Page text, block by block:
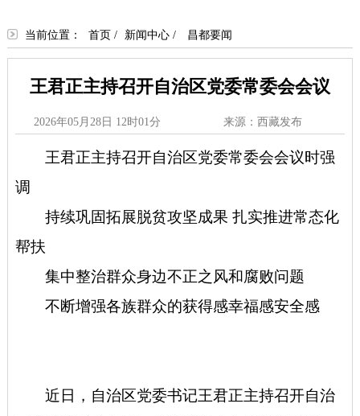
当前位置： 首页 / 新闻中心/ 昌都要闻
王君正主持召开自治区党委常委会会议
2026年05月28日 12时01分 来源：西藏发布
王君正主持召开自治区党委常委会会议时强
调
持续巩固拓展脱贫攻坚成果 扎实推进常态化
帮扶
集中整治群众身边不正之风和腐败问题
不断增强各族群众的获得感幸福感安全感
近日，自治区党委书记王君正主持召开自治